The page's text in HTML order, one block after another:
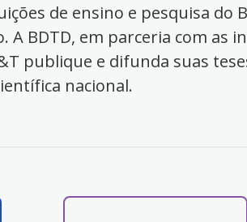
de ensino e pesquisa do
BDTD, em parceria com as
publique e difunda suas
nacional.